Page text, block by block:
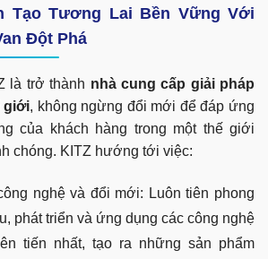
Tạo Tương Lai Bền Vững Với
Đột Phá
là trở thành nhà cung cấp giải pháp
giới, không ngừng đổi mới để đáp ứng
của khách hàng trong một thế giới
chóng. KITZ hướng tới việc:
nghệ và đổi mới: Luôn tiên phong
phát triển và ứng dụng các công nghệ
tiến nhất, tạo ra những sản phẩm